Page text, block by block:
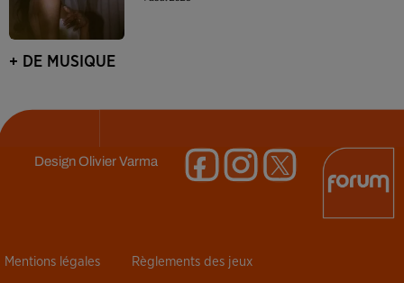
+ DE MUSIQUE
DesignOlivier Varma
Mentions légales Règlements des jeux